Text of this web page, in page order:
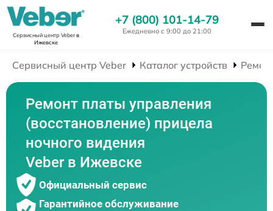
Сервисный центр Veberв
Ижевске
+7 (800) 101-14-79
Ежедневно с 9:00 до 21:00
Сервисный центр Veber Каталог устройств
Ремонт платы управления
(восстановление) прицела
ночного видения
Veber в Ижевске
Официальный сервис
Гарантийное обслуживание